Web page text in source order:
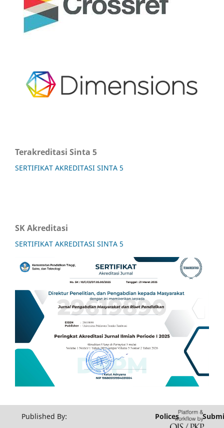
Terakreditasi Sinta 5
SERTIFIKAT AKREDITASI SINTA 5
SK Akreditasi
SERTIFIKAT AKREDITASI SINTA 5
Published By:
Polices